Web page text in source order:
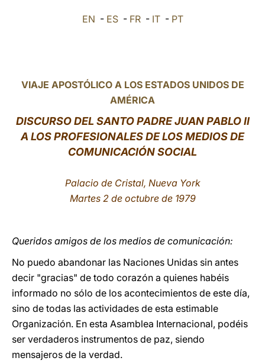
LATINE
EN - ES- FR- IT- PT
VIAJE APOSTÓLICO A LOS ESTADOS UNIDOS DE
AMÉRICA
DISCURSO DEL SANTO PADRE JUAN PABLO II
A LOS PROFESIONALES DE LOS MEDIOS DE
COMUNICACIÓN SOCIAL
Palacio de Cristal, Nueva York
Martes 2 de octubre de 1979
Queridos amigos de los medios de comunicación:
No puedo abandonar las Naciones Unidas sin antes
decir "gracias" de todo corazón a quienes habéis
informado no sólo de los acontecimientos de este día,
sino de todas las actividades de esta estimable
Organización. En esta Asamblea Internacional, podéis
ser verdaderos instrumentos de paz, siendo
mensajeros de la verdad.